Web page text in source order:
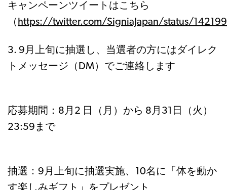
キャンペーンツイートはこちら
（ https://twitter.com/SigniaJapan/status/
3. 9月上旬に抽選し、当選者の方にはダイレク
トメッセージ（DM）でご連絡します
応募期間：8月2 日（月）から 8月31日（火）
23:59まで
抽選：9月上旬に抽選実施、10名に「体を動か
す楽しみギフト」をプレゼント